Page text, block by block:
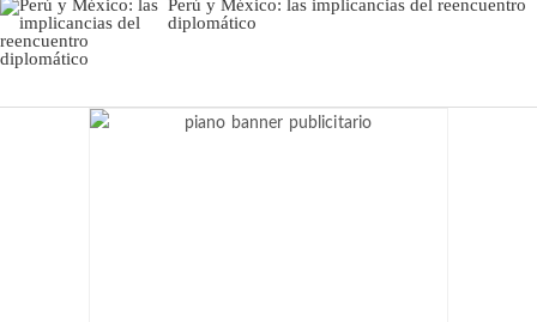
Perú y México: las implicancias del reencuentro
diplomático